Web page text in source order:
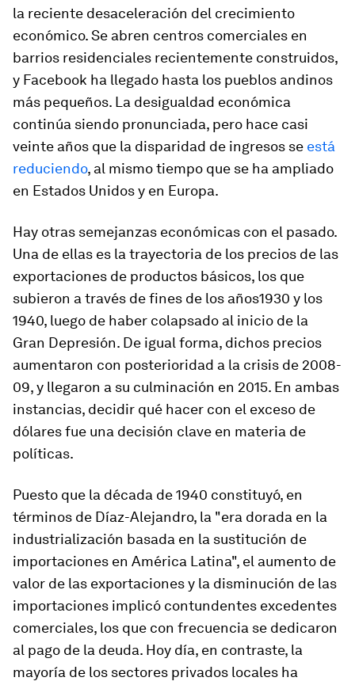
la reciente desaceleración del crecimiento
económico. Se abren centros comerciales en
barrios residenciales recientemente construidos,
y Facebook ha llegado hasta los pueblos andinos
más pequeños. La desigualdad económica
continúa siendo pronunciada, pero hace casi
veinte años que la disparidad de ingresos se está
reduciendo, al mismo tiempo que se ha ampliado
en Estados Unidos y en Europa.
Hay otras semejanzas económicas con el pasado.
Una de ellas es la trayectoria de los precios de las
exportaciones de productos básicos, los que
subieron a través de fines de los años1930 y los
1940, luego de haber colapsado al inicio de la
Gran Depresión. De igual forma, dichos precios
aumentaron con posterioridad a la crisis de 2008-
09, y llegaron a su culminación en 2015. En ambas
instancias, decidir qué hacer con el exceso de
dólares fue una decisión clave en materia de
políticas.
Puesto que la década de 1940 constituyó, en
términos de Díaz-Alejandro, la "era dorada en la
industrialización basada en la sustitución de
importaciones en América Latina", el aumento de
valor de las exportaciones y la disminución de las
importaciones implicó contundentes excedentes
comerciales, los que con frecuencia se dedicaron
al pago de la deuda. Hoy día, en contraste, la
mayoría de los sectores privados locales ha